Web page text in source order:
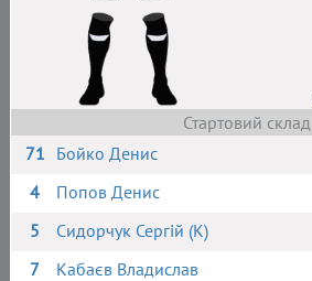
Стартовий склад
71 Бойко Денис
4
Попов Денис
5
Сидорчук Сергій (К)
7
Кабаєв Владислав